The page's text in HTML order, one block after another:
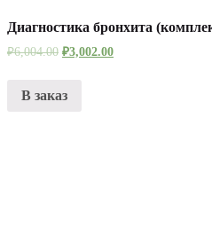
Диагностика бронхита
₽6,004.00 ₽3,002.00
В заказ